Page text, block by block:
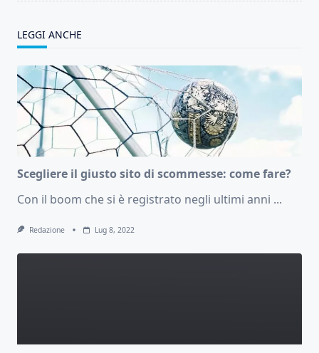
LEGGI ANCHE
Scegliere il giusto sito di scommesse: come fare?
Con il boom che si è registrato negli ultimi anni ...
Redazione Lug 8, 2022